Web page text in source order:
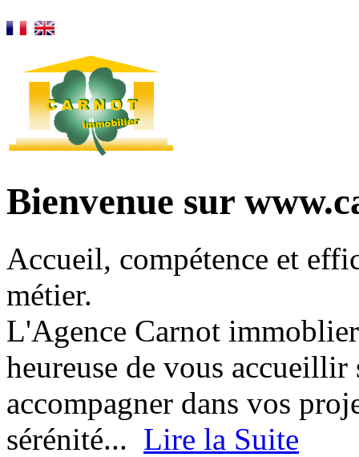
Bienvenue sur
Accueil, compétence et
métier.
L'Agence Carnot
heureuse de vous
accompagner dans vos
sérénité... Lire la Suite